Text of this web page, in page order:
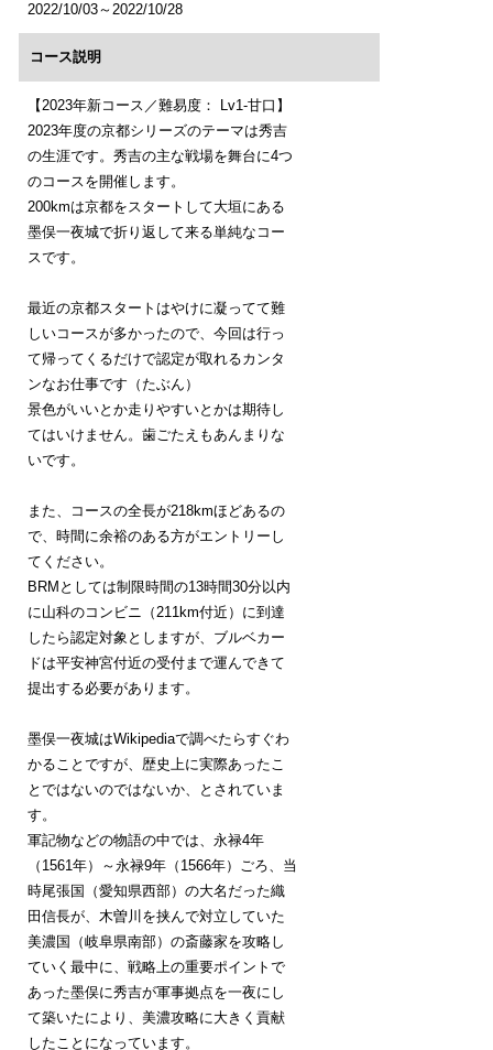
2022/10/03～2022/10/28
コース説明
【2023年新コース／難易度： Lv1-甘口】
2023年度の京都シリーズのテーマは秀吉
の生涯です。秀吉の主な戦場を舞台に4つ
のコースを開催します。
200kmは京都をスタートして大垣にある
墨俣一夜城で折り返して来る単純なコー
スです。
最近の京都スタートはやけに凝ってて難
しいコースが多かったので、今回は行っ
て帰ってくるだけで認定が取れるカンタ
ンなお仕事です（たぶん）
景色がいいとか走りやすいとかは期待し
てはいけません。歯ごたえもあんまりな
いです。
また、コースの全長が218kmほどあるの
で、時間に余裕のある方がエントリーし
てください。
BRMとしては制限時間の13時間30分以内
に山科のコンビニ（211km付近）に到達
したら認定対象としますが、ブルベカー
ドは平安神宮付近の受付まで運んできて
提出する必要があります。
墨俣一夜城はWikipediaで調べたらすぐわ
かることですが、歴史上に実際あったこ
とではないのではないか、とされていま
す。
軍記物などの物語の中では、永禄4年
（1561年）～永禄9年（1566年）ごろ、当
時尾張国（愛知県西部）の大名だった織
田信長が、木曽川を挟んで対立していた
美濃国（岐阜県南部）の斎藤家を攻略し
ていく最中に、戦略上の重要ポイントで
あった墨俣に秀吉が軍事拠点を一夜にし
て築いたにより、美濃攻略に大きく貢献
したことになっています。